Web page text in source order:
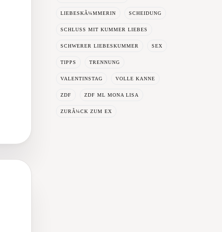
LIEBESKÃ¼MMERIN SCHEIDUNG
SCHLUSS MIT KUMMER LIEBES
SCHWERER LIEBESKUMMER SEX
TIPPS TRENNUNG
VALENTINSTAG VOLLE KANNE
ZDF ZDF ML MONA LISA
ZURÃ¼CK ZUM EX